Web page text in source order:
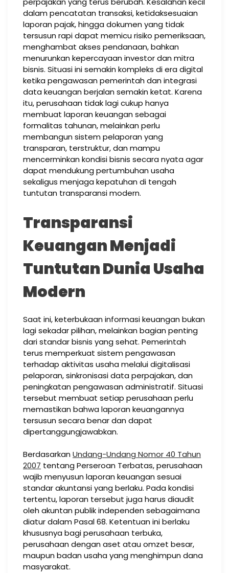
dalam pencatatan transaksi, ketidaksesuaian
laporan pajak, hingga dokumen yang tidak
tersusun rapi dapat memicu risiko pemeriksaan,
menghambat akses pendanaan, bahkan
menurunkan kepercayaan investor dan mitra
bisnis. Situasi ini semakin kompleks di era digital
ketika pengawasan pemerintah dan integrasi
data keuangan berjalan semakin ketat. Karena
itu, perusahaan tidak lagi cukup hanya
membuat laporan keuangan sebagai
formalitas tahunan, melainkan perlu
membangun sistem pelaporan yang
transparan, terstruktur, dan mampu
mencerminkan kondisi bisnis secara nyata agar
dapat mendukung pertumbuhan usaha
sekaligus menjaga kepatuhan di tengah
tuntutan transparansi modern.
Transparansi
Keuangan Menjadi
Tuntutan Dunia Usaha
Modern
Saat ini, keterbukaan informasi keuangan bukan
lagi sekadar pilihan, melainkan bagian penting
dari standar bisnis yang sehat. Pemerintah
terus memperkuat sistem pengawasan
terhadap aktivitas usaha melalui digitalisasi
pelaporan, sinkronisasi data perpajakan, dan
peningkatan pengawasan administratif. Situasi
tersebut membuat setiap perusahaan perlu
memastikan bahwa laporan keuangannya
tersusun secara benar dan dapat
dipertanggungjawabkan.
BerdasarkanUndang-Undang Nomor 40 Tahun
2007 tentang Perseroan Terbatas, perusahaan
wajib menyusun laporan keuangan sesuai
standar akuntansi yang berlaku. Pada kondisi
tertentu, laporan tersebut juga harus diaudit
oleh akuntan publik independen sebagaimana
diatur dalam Pasal 68. Ketentuan ini berlaku
khususnya bagi perusahaan terbuka,
perusahaan dengan aset atau omzet besar,
maupun badan usaha yang menghimpun dana
masyarakat.